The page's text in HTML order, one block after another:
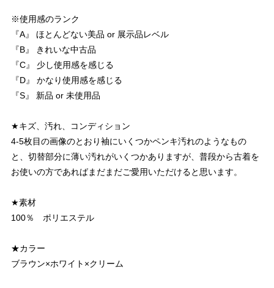
※使用感のランク
『A』 ほとんどない美品 or 展示品レベル
『B』 きれいな中古品
『C』 少し使用感を感じる
『D』 かなり使用感を感じる
『S』 新品 or 未使用品
★キズ、汚れ、コンディション
4-5枚目の画像のとおり袖にいくつかペンキ汚れのようなもの
と、切替部分に薄い汚れがいくつかありますが、普段から古着を
お使いの方であればまだまだご愛用いただけると思います。
★素材
100％ ポリエステル
★カラー
ブラウン×ホワイト×クリーム